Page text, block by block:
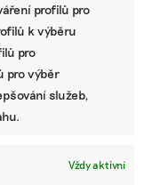
profilů pro
k výběru
pro
pro výběr
služeb,
Vždy aktivní